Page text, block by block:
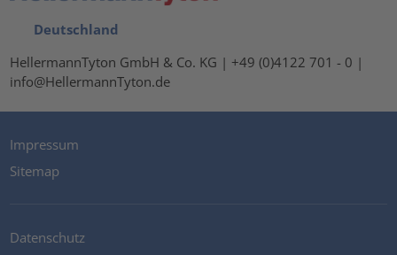
Deutschland
HellermannTyton GmbH & Co. KG | +49 (0)4122 701 - 0 |
info@HellermannTyton.de
Impressum
Sitemap
Datenschutz